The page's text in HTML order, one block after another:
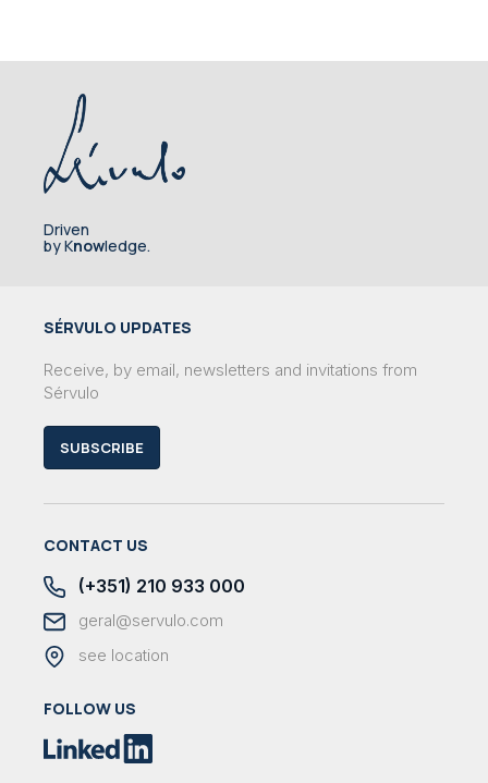
Driven
by Knowledge.
SÉRVULO UPDATES
Receive, by email, newsletters and invitations from
Sérvulo
SUBSCRIBE
CONTACT US
(+351) 210 933 000
geral@servulo.com
see location
FOLLOW US